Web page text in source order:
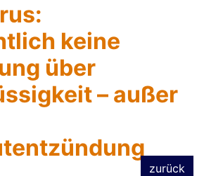
keine
über
– außer
zurück